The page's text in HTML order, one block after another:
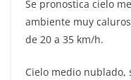
Se pronostica cielo
ambiente muy
de 20 a 35 km/h.
Cielo medio nublado,